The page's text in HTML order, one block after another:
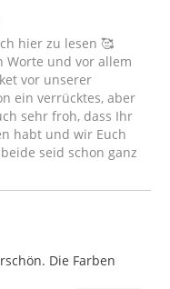
hier zu lesen 🥰
Worte und vor allem
vor unserer
ein verrücktes, aber
sehr froh, dass Ihr
habt und wir Euch
seid schon ganz
Die Farben